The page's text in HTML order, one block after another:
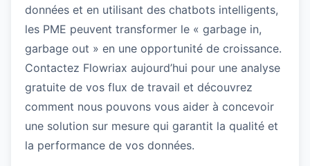
données et en utilisant des chatbots intelligents,
les PME peuvent transformer le « garbage in,
garbage out » en une opportunité de croissance.
Contactez Flowriax aujourd’hui pour une analyse
gratuite de vos flux de travail et découvrez
comment nous pouvons vous aider à concevoir
une solution sur mesure qui garantit la qualité et
la performance de vos données.